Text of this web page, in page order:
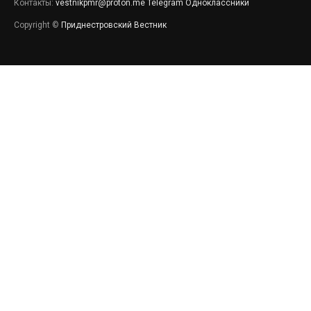
Контакты: vestnikpmr@proton.me Telegram Одноклассники
Copyright © Приднестровский Вестник